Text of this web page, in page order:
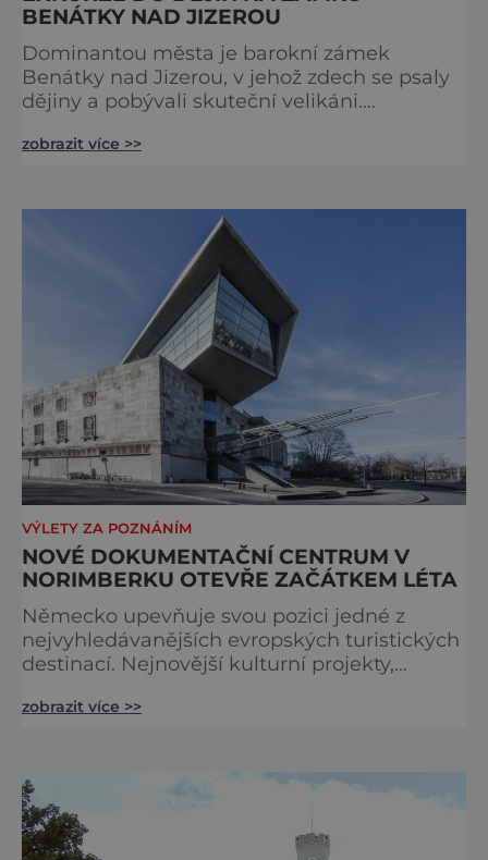
BENÁTKY NAD JIZEROU
Dominantou města je barokní zámek
Benátky nad Jizerou, v jehož zdech se psaly
dějiny a pobývali skuteční velikáni.
tu prováděl svá slavná astronomická měření
spolupráci s jeho přítelem, slavným Janem
Keplerem. Tímto historickým setkáním je
inspirována i zážitková mobilní detek
zobrazit více >>
VÝLETY ZA POZNÁNÍM
NOVÉ DOKUMENTAČNÍ CENTRUM V
NORIMBERKU OTEVŘE ZAČÁTKEM LÉTA
Německo upevňuje svou pozici jedné z
nejvyhledávanějších evropských turistických
destinací. Nejnovější kulturní projekty,
rekonstrukce historických památek přitahují
moderní zážitky do jedinečné nabídky
turistických míst – přinášíme jejich výběr. Po
přibližně pětileté
zobrazit více >>